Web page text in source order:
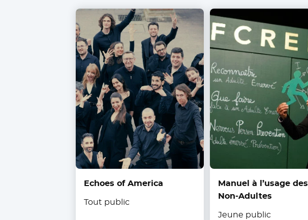
Echoes of America
Tout public
Manuel à l’usage des
Non-Adultes
Jeune public